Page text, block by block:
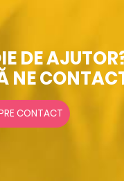
DE
NE
CONTACT